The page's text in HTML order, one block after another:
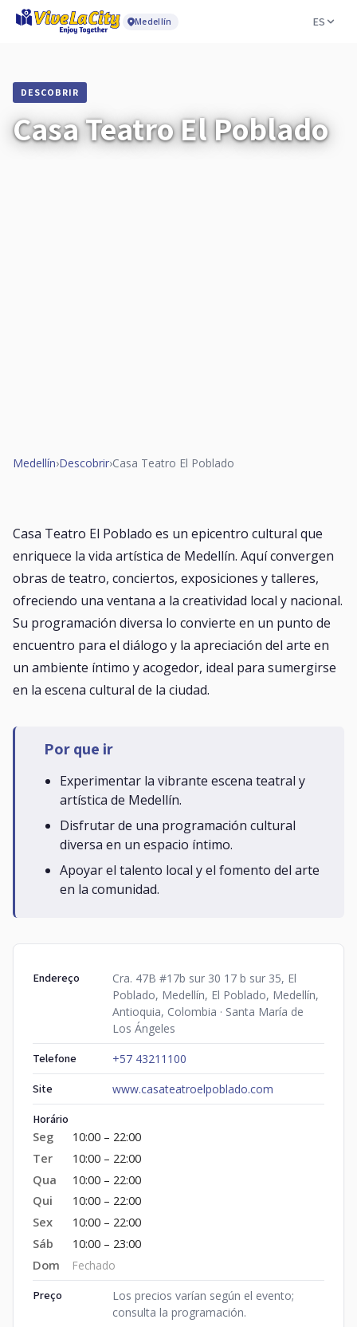
Medellín ES
DESCOBRIR
Casa Teatro El Poblado
Medellín›Descobrir›Casa Teatro El Poblado
Casa Teatro El Poblado es un epicentro cultural que
enriquece la vida artística de Medellín. Aquí convergen
obras de teatro, conciertos, exposiciones y talleres,
ofreciendo una ventana a la creatividad local y nacional.
Su programación diversa lo convierte en un punto de
encuentro para el diálogo y la apreciación del arte en
un ambiente íntimo y acogedor, ideal para sumergirse
en la escena cultural de la ciudad.
Por que ir
Experimentar la vibrante escena teatral y
artística de Medellín.
Disfrutar de una programación cultural
diversa en un espacio íntimo.
Apoyar el talento local y el fomento del arte
en la comunidad.
Endereço
Cra. 47B #17b sur 30 17 b sur 35, El
Poblado, Medellín, El Poblado, Medellín,
Antioquia, Colombia · Santa María de
Los Ángeles
Telefone +57 43211100
Site www.casateatroelpoblado.com
Horário
Seg
10:00 – 22:00
Ter
10:00 – 22:00
Qua
10:00 – 22:00
Qui
10:00 – 22:00
Sex
10:00 – 22:00
Sáb
10:00 – 23:00
Dom
Fechado
Preço
Los precios varían según el evento;
consulta la programación.